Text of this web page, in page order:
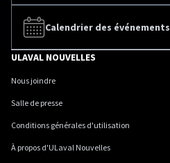
Calendrier des événements
ULAVAL NOUVELLES
Nous joindre
Salle de presse
Conditions générales d'utilisation
À propos d'ULaval Nouvelles